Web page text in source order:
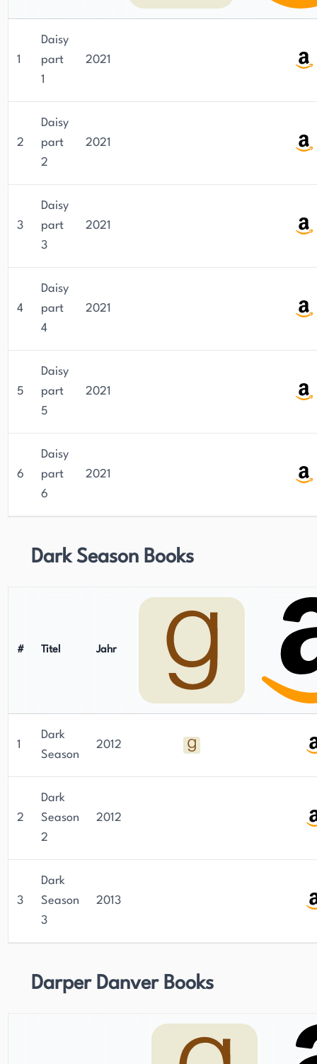
1
Daisy
part
1
2021
2
Daisy
part
2
2021
3
Daisy
part
3
2021
4
Daisy
part
4
2021
5
Daisy
part
5
2021
6
Daisy
part
6
2021
Dark Season Books
# Titel Jahr
1
Dark
Season
2012
2
Dark
Season
2
2012
3
Dark
Season
3
2013
Darper Danver Books